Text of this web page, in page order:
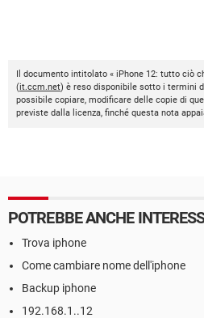
Il documento intitolato « iPhone 12: tutto ciò
(it.ccm.net) è reso disponibile sotto i termini
possibile copiare, modificare delle copie di
previste dalla licenza, finché questa nota
POTREBBE ANCHE
Trova iphone
Come cambiare nome dell'iphone
Backup iphone
192.168.1..12